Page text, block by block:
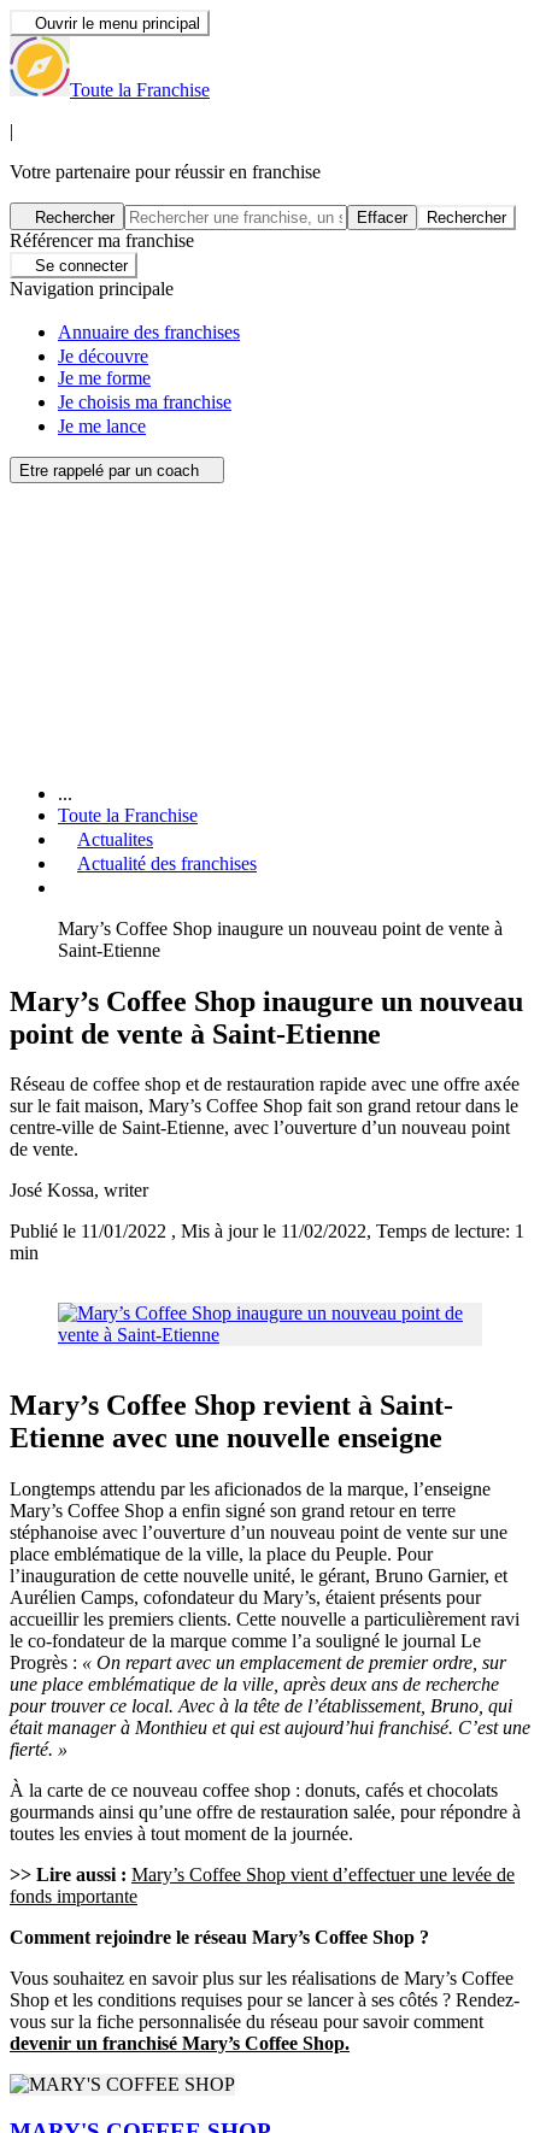
Ouvrir le menu principal
Toute la Franchise
|
Votre partenaire pour réussir en franchise
Rechercher Effacer Rechercher
Référencer ma franchise
Se connecter
Navigation principale
Annuaire des franchises
Je découvre
Je me forme
Je choisis ma franchise
Je me lance
Etre rappelé par un coach
...
Toute la Franchise
Actualites
Actualité des franchises
Mary’s Coffee Shop inaugure un nouveau point de vente à
Saint-Etienne
Mary’s Coffee Shop inaugure un nouveau
point de vente à Saint-Etienne
Réseau de coffee shop et de restauration rapide avec une offre axée
sur le fait maison, Mary’s Coffee Shop fait son grand retour dans le
centre-ville de Saint-Etienne, avec l’ouverture d’un nouveau point
de vente.
José Kossa, writer
Publié le 11/01/2022 , Mis à jour le 11/02/2022, Temps de lecture: 1
min
Mary’s Coffee Shop revient à Saint-
Etienne avec une nouvelle enseigne
Longtemps attendu par les aficionados de la marque, l’enseigne
Mary’s Coffee Shop a enfin signé son grand retour en terre
stéphanoise avec l’ouverture d’un nouveau point de vente sur une
place emblématique de la ville, la place du Peuple. Pour
l’inauguration de cette nouvelle unité, le gérant, Bruno Garnier, et
Aurélien Camps, cofondateur du Mary’s, étaient présents pour
accueillir les premiers clients. Cette nouvelle a particulièrement ravi
le co-fondateur de la marque comme l’a souligné le journal Le
Progrès : « On repart avec un emplacement de premier ordre, sur
une place emblématique de la ville, après deux ans de recherche
pour trouver ce local. Avec à la tête de l’établissement, Bruno, qui
était manager à Monthieu et qui est aujourd’hui franchisé. C’est une
fierté. »
À la carte de ce nouveau coffee shop : donuts, cafés et chocolats
gourmands ainsi qu’une offre de restauration salée, pour répondre à
toutes les envies à tout moment de la journée.
>> Lire aussi : Mary’s Coffee Shop vient d’effectuer une levée de
fonds importante
Comment rejoindre le réseau Mary’s Coffee Shop ?
Vous souhaitez en savoir plus sur les réalisations de Mary’s Coffee
Shop et les conditions requises pour se lancer à ses côtés ? Rendez-
vous sur la fiche personnalisée du réseau pour savoir comment
devenir un franchisé Mary’s Coffee Shop.